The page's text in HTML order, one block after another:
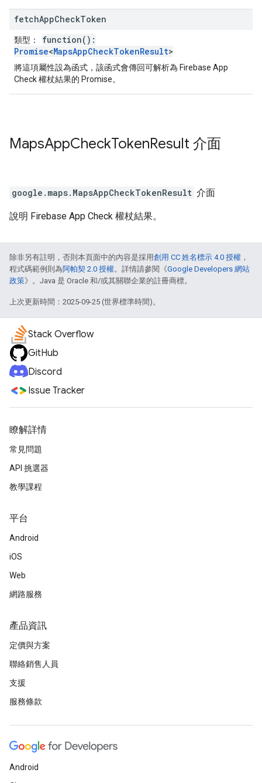
fetchAppCheckToken
類型：
function():
Promise<MapsAppCheckTokenResult>
將這項屬性設為函式，該函式會傳回可解析為 Firebase App
Check 權杖結果的 Promise。
MapsAppCheckTokenResult 介面
google.maps. MapsAppCheckTokenResult 介面
說明 Firebase App Check 權杖結果。
除非另有註明，否則本頁面中的內容是採用創用 CC 姓名標示 4.0 授權 ，
程式碼範例則為阿帕契 2.0 授權。詳情請參閱《Google Developers 網站
政策》。Java 是 Oracle 和/或其關聯企業的註冊商標。
上次更新時間：2025-09-25 (世界標準時間)。
Stack Overflow
GitHub
Discord
Issue Tracker
瞭解詳情
常見問題
API 挑選器
教學課程
平台
Android
iOS
Web
網路服務
產品資訊
定價與方案
聯絡銷售人員
支援
服務條款
Android